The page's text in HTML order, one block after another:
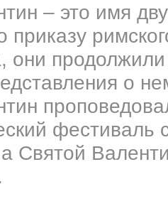
– это имя
приказу
они
о
фестиваль
Святой